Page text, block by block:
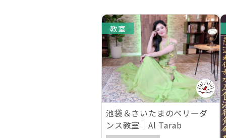
教室
池袋＆さいたまのベリーダ
ンス教室｜Al Tarab